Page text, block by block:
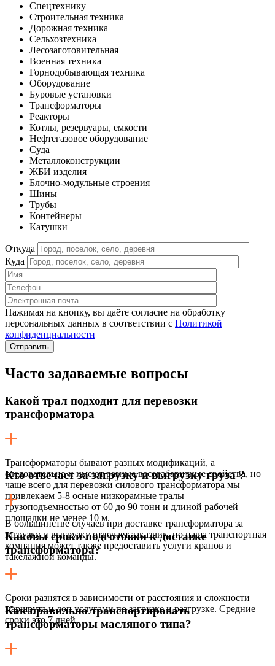
Спецтехнику
Строительная техника
Дорожная техника
Сельхозтехника
Лесозаготовительная
Военная техника
Горнодобывающая техника
Оборудование
Буровые установки
Трансформаторы
Реакторы
Котлы, резервуары, емкости
Нефтегазовое оборудование
Cуда
Металлоконструкции
ЖБИ изделия
Блочно-модульные строения
Шины
Трубы
Контейнеры
Катушки
Откуда
Куда
Нажимая на кнопку, вы даёте согласие на обработку
персональных данных в соответствии c Политикой
конфиденциальности
Часто задаваемые вопросы
Какой трал подходит для перевозки
трансформатора
Трансформаторы бывают разных модификаций, а
следовательно и имеют разные весогабаритные свойства, но
чаще всего для перевозки силового трансформатора мы
привлекаем 5-8 осные низкорамные тралы
грузоподъемностью от 60 до 90 тонн и длиной рабочей
площадки не менее 10 м.
Кто отвечает за загрузку и выгрузку груза ?
В большинстве случаев при доставке трансформатора за
загрузку и выгрузку отвечает заказчик, но наша транспортная
компания может также предоставить услуги кранов и
такелажной команды.
Каковы сроки подготовки к доставке
трансформатора?
Сроки разнятся в зависимости от расстояния и сложности
маршрута и доп.услугами по загрузке и разгрузке. Средние
сроки это 7 дней.
Как правильно транспортировать
трансформаторы масляного типа?